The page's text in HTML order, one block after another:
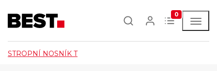
0
STROPNÍ NOSNÍK T